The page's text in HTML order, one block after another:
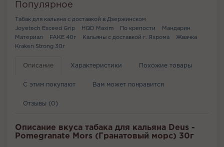
Популярное
Табак для кальяна с доставкой в Дзержинском
Joyetech Exceed Grip
HQD Maxim По крепости
Мандарин
Материал
FAKE 40г Кальяны с доставкой г. Яхрома
Жвачка
Kraken Strong 30г
Описание Характеристики Похожие товары
С этим покупают Вам может понравится
Отзывы (0)
Описание вкуса табака для кальяна Deus -
Pomegranate Mors (Гранатовый морс) 30г